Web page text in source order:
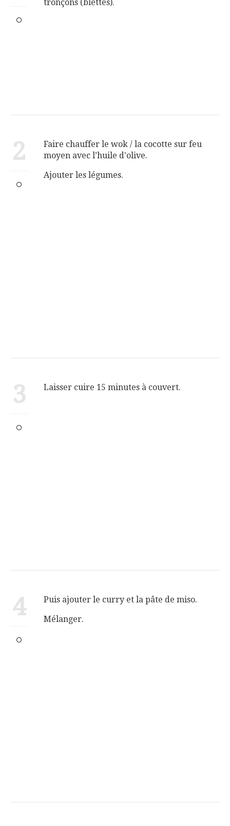
tronçons (blettes).
2
Faire chauffer le wok / la cocotte sur feu
moyen avec l’huile d'olive.
Ajouter les légumes.
3 Laisser cuire 15 minutes à couvert.
4
Puis ajouter le curry et la pâte de miso.
Mélanger.